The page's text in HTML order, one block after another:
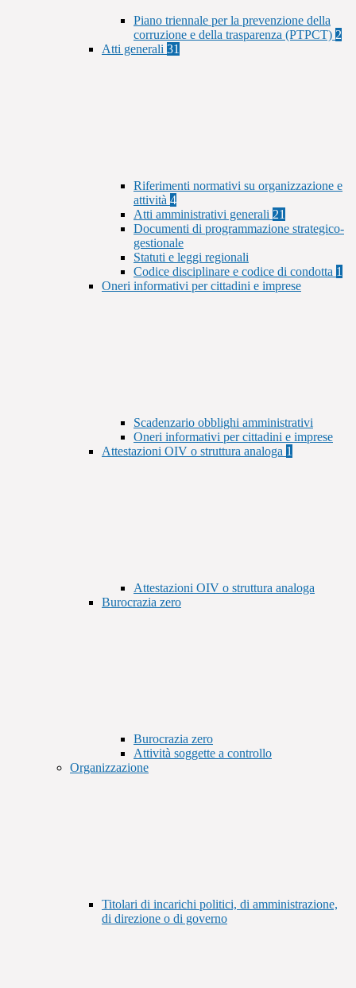
Piano triennale per la prevenzione della
corruzione e della trasparenza (PTPCT) 2
Atti generali 31
Riferimenti normativi su organizzazione e
attività 4
Atti amministrativi generali 21
Documenti di programmazione strategico-
gestionale
Statuti e leggi regionali
Codice disciplinare e codice di condotta 1
Oneri informativi per cittadini e imprese
Scadenzario obblighi amministrativi
Oneri informativi per cittadini e imprese
Attestazioni OIV o struttura analoga 1
Attestazioni OIV o struttura analoga
Burocrazia zero
Burocrazia zero
Attività soggette a controllo
Organizzazione
Titolari di incarichi politici, di amministrazione,
di direzione o di governo